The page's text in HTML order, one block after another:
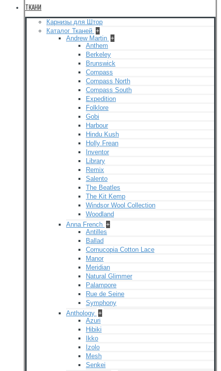
ТКАНИ
Карнизы для Штор
Каталог Тканей +
Andrew Martin +
Anthem
Berkeley
Brunswick
Compass
Compass North
Compass South
Expedition
Folklore
Gobi
Harbour
Hindu Kush
Holly Frean
Inventor
Library
Remix
Salento
The Beatles
The Kit Kemp
Windsor Wool Collection
Woodland
Anna French +
Antilles
Ballad
Cornucopia Cotton Lace
Manor
Meridian
Natural Glimmer
Palampore
Rue de Seine
Symphony
Anthology +
Azuri
Hibiki
Ikko
Izolo
Mesh
Senkei